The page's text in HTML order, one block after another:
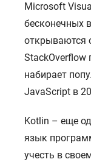
Microsoft
бесконечных
открываются
StackOverflow
набирает
JavaScript в
Kotlin – еще
язык
учесть в
БЛОГ